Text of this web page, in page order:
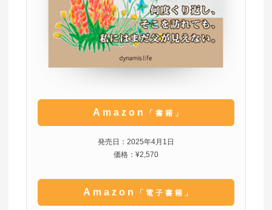
Amazon 「書籍」
発売日：2025年4月1日
価格：¥2,570
Amazon 「電子書籍」